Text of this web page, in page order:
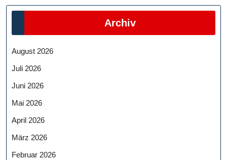
Archiv
August 2026
Juli 2026
Juni 2026
Mai 2026
April 2026
März 2026
Februar 2026